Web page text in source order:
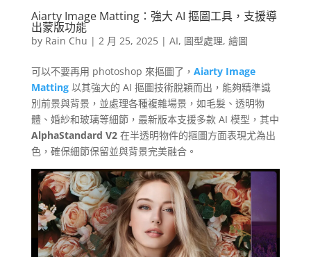
Aiarty Image Matting：強大 AI 摳圖工具，支援導
出蒙版功能
by Rain Chu | 2 月 25, 2025| AI, 圖型處理, 繪圖
可以不要再用 photoshop 來摳圖了， Aiarty Image
Matting以其強大的 AI 摳圖技術脫穎而出，能夠精準識
別前景與背景，並處理各種複雜場景，如毛髮、透明物
體、婚紗和玻璃等細節，最新版本支援多款 AI 模型，其中
AlphaStandard V2在半透明物件的摳圖方面表現尤為出
色，確保細節保留並與背景完美融合。